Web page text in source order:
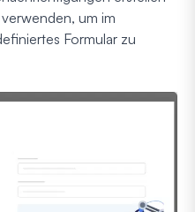
verwenden, um im
Formular zu